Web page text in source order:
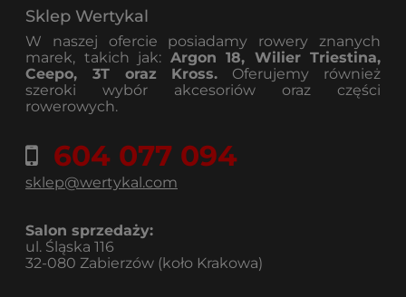
Sklep Wertykal
W naszej ofercie posiadamy rowery znanych
marek, takich jak: Argon 18, Wilier Triestina,
Ceepo, 3T oraz Kross. Oferujemy również
szeroki wybór akcesoriów oraz części
rowerowych.
604 077 094
sklep@wertykal.com
Salon sprzedaży:
ul. Śląska 116
32-080 Zabierzów (koło Krakowa)